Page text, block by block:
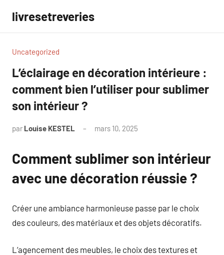
contenu
livresetreveries
Uncategorized
L’éclairage en décoration intérieure :
comment bien l’utiliser pour sublimer
son intérieur ?
par Louise KESTEL mars 10, 2025
Comment sublimer son intérieur
avec une décoration réussie ?
Créer une ambiance harmonieuse passe par le choix
des couleurs, des matériaux et des objets décoratifs.
L’agencement des meubles, le choix des textures et